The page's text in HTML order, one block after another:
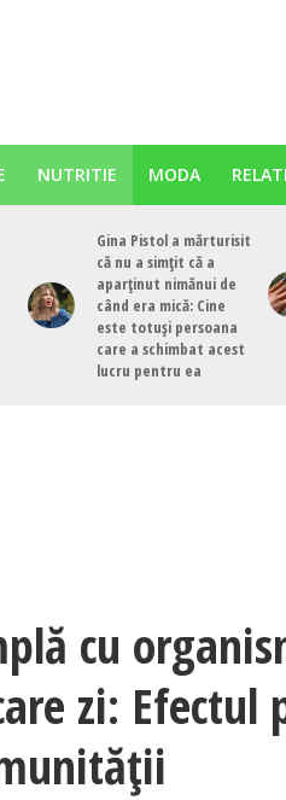
NUTRITIE MODA
Gina Pistol a mărturisit
că nu a simțit că a
aparținut nimănui de
când era mică: Cine
este totuși persoana
care a schimbat acest
lucru pentru ea
cu
zi: Efectul